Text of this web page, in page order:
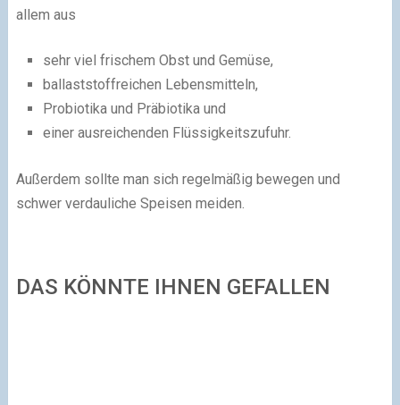
allem aus
sehr viel frischem Obst und Gemüse,
ballaststoffreichen Lebensmitteln,
Probiotika und Präbiotika und
einer ausreichenden Flüssigkeitszufuhr.
Außerdem sollte man sich regelmäßig bewegen und
schwer verdauliche Speisen meiden.
DAS KÖNNTE IHNEN GEFALLEN